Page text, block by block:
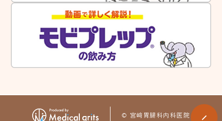
© 宮﨑胃腸科内科医院